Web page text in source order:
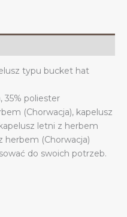
typu bucket hat
35% poliester
(Chorwacja), kapelusz
letni z herbem
herbem (Chorwacja)
do swoich potrzeb.